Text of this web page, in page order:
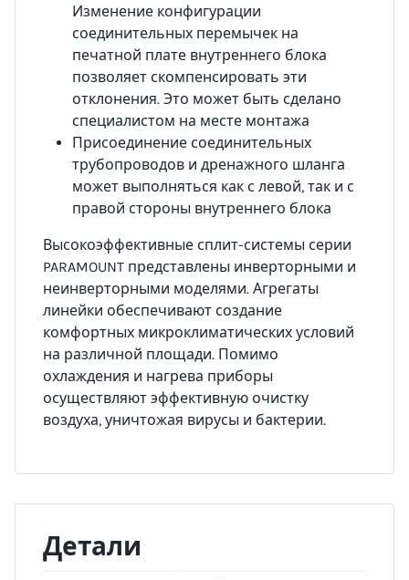
Изменение конфигурации
соединительных перемычек на
печатной плате внутреннего блока
позволяет скомпенсировать эти
отклонения. Это может быть сделано
специалистом на месте монтажа
Присоединение соединительных
трубопроводов и дренажного шланга
может выполняться как с левой, так и с
правой стороны внутреннего блока
Высокоэффективные сплит-системы серии
PARAMOUNT представлены инверторными и
неинверторными моделями. Агрегаты
линейки обеспечивают создание
комфортных микроклиматических условий
на различной площади. Помимо
охлаждения и нагрева приборы
осуществляют эффективную очистку
воздуха, уничтожая вирусы и бактерии.
Детали